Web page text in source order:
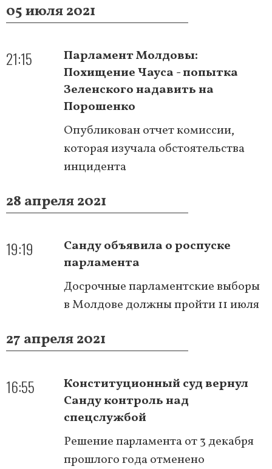
05 июля 2021
21:15
Парламент Молдовы:
Похищение Чауса - попытка
Зеленского надавить на
Порошенко
Опубликован отчет комиссии,
которая изучала обстоятельства
инцидента
28 апреля 2021
19:19
Санду объявила о роспуске
парламента
Досрочные парламентские выборы
в Молдове должны пройти 11 июля
27 апреля 2021
16:55
Конституционный суд вернул
Санду контроль над
спецслужбой
Решение парламента от 3 декабря
прошлого года отменено